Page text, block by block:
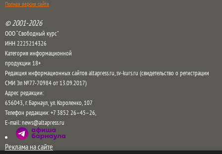
Полная версия сайта
© 2001-2026
ООО “Свободный курс”
ИНН 2225214326
Категория информационной
продукции 18+
Редакция информационных сайтов altapress.ru, sv-kurs.ru (свидетельство о регистрации
СМИ Эл №77-70984 от 13.09.2017)
Адрес редакции:
656043,г. Барнаул,ул. Короленко, 107
Телефон редакции:+7 3852 26–45–26,
E-mail:news@altapress.ru
Реклама на сайте